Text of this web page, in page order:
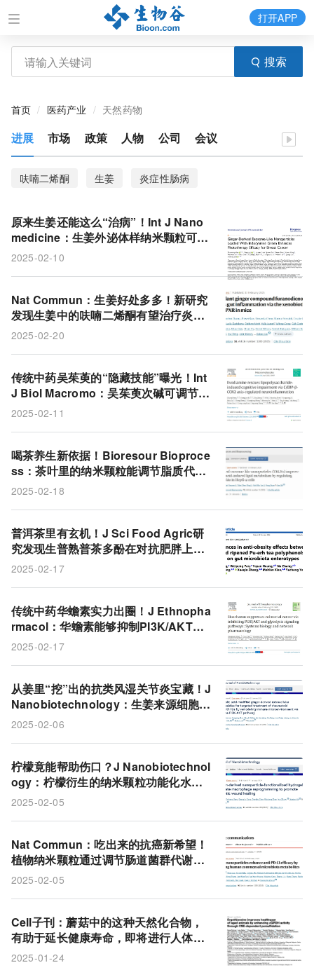
搜索
打开APP
首页 医药产业 天然药物
进展 市场 政策 人物 公司 会议
呋喃二烯酮 生姜 炎症性肠病
原来生姜还能这么“治病”！Int J Nano
medicine：生姜外泌体样纳米颗粒可增
强光疗效果，显著抑制乳腺癌发展
2025-02-10
Nat Commun：生姜好处多多！新研究
发现生姜中的呋喃二烯酮有望治疗炎症
性肠病
2025-02-20
传统中药吴茱萸的“隐藏技能”曝光！Int
J Biol Macromo：吴茱萸次碱可调节神
经炎症，帮你跟大脑迷糊、焦虑说拜
2025-02-11
喝茶养生新依据！Bioresour Bioproce
ss：茶叶里的纳米颗粒能调节脂质代
谢，每天一杯茶开启健康新方式
2025-02-18
普洱茶里有玄机！J Sci Food Agric研
究发现生普熟普茶多酚在对抗肥胖上各
显神通，关键和肠道菌群“肠型”有关！
2025-02-17
传统中药华蟾素实力出圈！J Ethnopha
rmacol：华蟾素能够抑制PI3K/AKT和
糖酵解通路，为结直肠癌治疗带来新希
2025-02-17
从姜里“挖”出的抗类风湿关节炎宝藏！J
Nanobiotechnology：生姜来源细胞外
囊泡能靶向修复免疫，有效缓解类风湿
2025-02-06
柠檬竟能帮助伤口？J Nanobiotechnol
ogy：柠檬衍生的纳米颗粒功能化水凝
胶可调节巨噬细胞重编程，促进糖尿病
2025-02-05
Nat Commun：吃出来的抗癌新希望！
植物纳米颗粒通过调节肠道菌群代谢为
癌症免疫治疗开辟新路径
2025-02-05
Cell子刊：蘑菇中的这种天然化合物，
有助于延长健康寿命，即将进行人体试
验
2025-01-24